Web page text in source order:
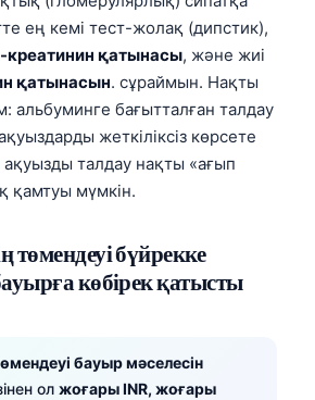
ең кемі тест-жолақ (дипстик),
креатинин қатынасы, және жиі
қатынасын. сұраймын. Нақты
альбуминге бағытталған талдау
жеткіліксіз көрсете
талдау нақты «ағып
қамтуы мүмкін.
төмендеуі бүйрекке
көбірек қатысты
бауыр мәселесін
ол жоғары INR, жоғары